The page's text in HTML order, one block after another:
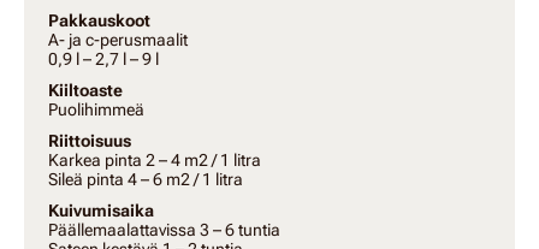
Pakkauskoot
A- ja c-perusmaalit
0,9 l – 2,7 l – 9 l
Kiiltoaste
Puolihimmeä
Riittoisuus
Karkea pinta 2 – 4 m2 / 1 litra
Sileä pinta 4 – 6 m2 / 1 litra
Kuivumisaika
Päällemaalattavissa 3 – 6 tuntia